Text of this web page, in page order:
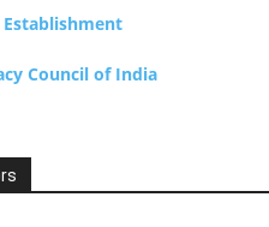
Establishment
Council of India